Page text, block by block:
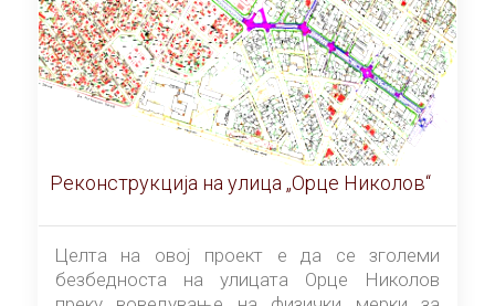
Реконструкција на улица „Орце Николов“
Целта на овој проект е да се зголеми
безбедноста на улицата Орце Николов